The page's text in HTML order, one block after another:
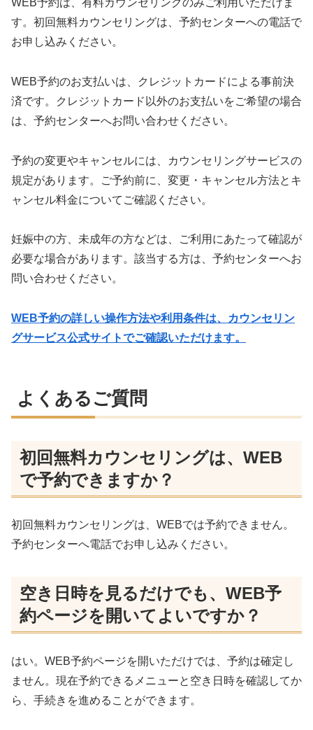
WEB予約は、有料カウンセリングのみご利用いただけま
す。初回無料カウンセリングは、予約センターへの電話で
お申し込みください。
WEB予約のお支払いは、クレジットカードによる事前決
済です。クレジットカード以外のお支払いをご希望の場合
は、予約センターへお問い合わせください。
予約の変更やキャンセルには、カウンセリングサービスの
規定があります。ご予約前に、変更・キャンセル方法とキ
ャンセル料金についてご確認ください。
妊娠中の方、未成年の方などは、ご利用にあたって確認が
必要な場合があります。該当する方は、予約センターへお
問い合わせください。
WEB予約の詳しい操作方法や利用条件は、カウンセリン
グサービス公式サイトでご確認いただけます。
よくあるご質問
初回無料カウンセリングは、WEB
で予約できますか？
初回無料カウンセリングは、WEBでは予約できません。
予約センターへ電話でお申し込みください。
空き日時を見るだけでも、WEB予
約ページを開いてよいですか？
はい。WEB予約ページを開いただけでは、予約は確定し
ません。現在予約できるメニューと空き日時を確認してか
ら、手続きを進めることができます。